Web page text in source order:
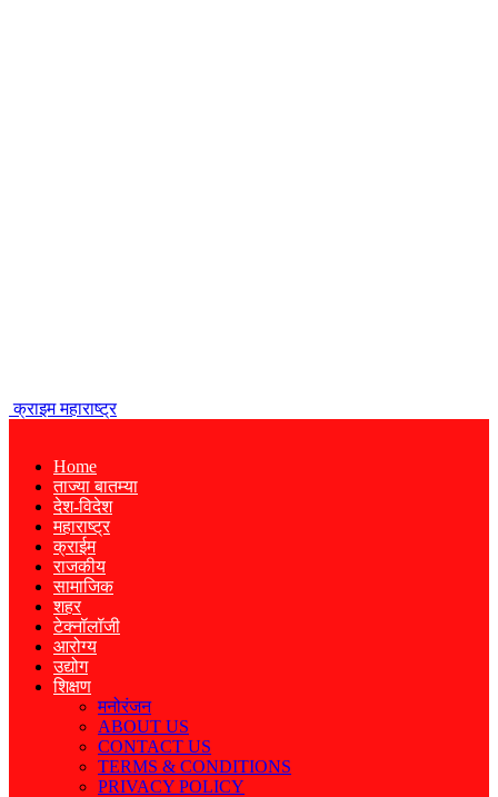
क्राइम महाराष्ट्र
Home
ताज्या बातम्या
देश-विदेश
महाराष्ट्र
क्राईम
राजकीय
सामाजिक
शहर
टेक्नॉलॉजी
आरोग्य
उद्योग
शिक्षण
मनोरंजन
ABOUT US
CONTACT US
TERMS & CONDITIONS
PRIVACY POLICY